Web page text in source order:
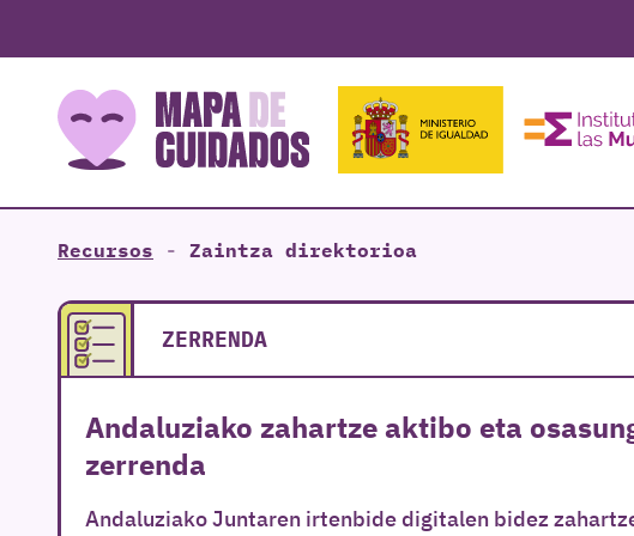
Recursos - Zaintza direktorioa
ZERRENDA
Andaluziako zahartze aktibo eta
zerrenda
Andaluziako Juntaren irtenbide digitalen bidez